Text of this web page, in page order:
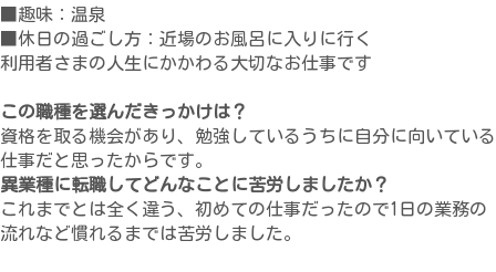
■趣味：温泉
■休日の過ごし方：近場のお風呂に入りに行く
利用者さまの人生にかかわる大切なお仕事です
この職種を選んだきっかけは？
資格を取る機会があり、勉強しているうちに自分に向いている
仕事だと思ったからです。
異業種に転職してどんなことに苦労しましたか？
これまでとは全く違う、初めての仕事だったので1日の業務の
流れなど慣れるまでは苦労しました。